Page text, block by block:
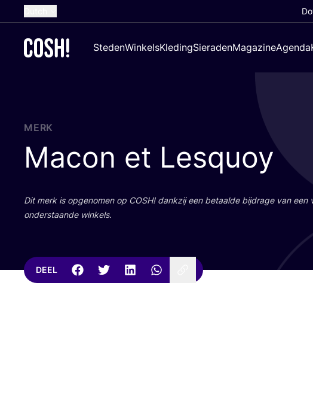
French
Croatian
StedenWinkelsKledingSieradenMagazineAgenda
MERK
Macon et Lesquoy
Dit merk is opge­no­men op COSH! dank­zij een betaal­de bij­dra­ge van een
onder­staan­de winkels.
DEEL